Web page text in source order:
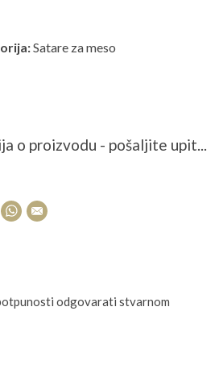
Satare za meso
o proizvodu - pošaljite upit...
odgovarati stvarnom